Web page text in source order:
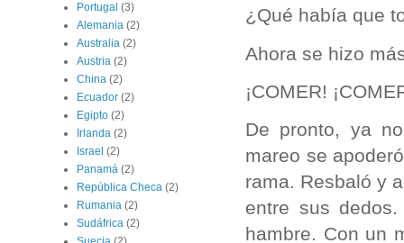
¿Qué había que
Ahora se hizo
¡COMER!
De pronto, ya
mareo se
rama. Resbaló y
entre sus
hambre. Con un
Portugal (3)
Alemania (2)
Australia (2)
Austria (2)
China (2)
Ecuador (2)
Egipto (2)
Irlanda (2)
Israel (2)
Panamá (2)
República Checa (2)
Rumania (2)
Sudáfrica (2)